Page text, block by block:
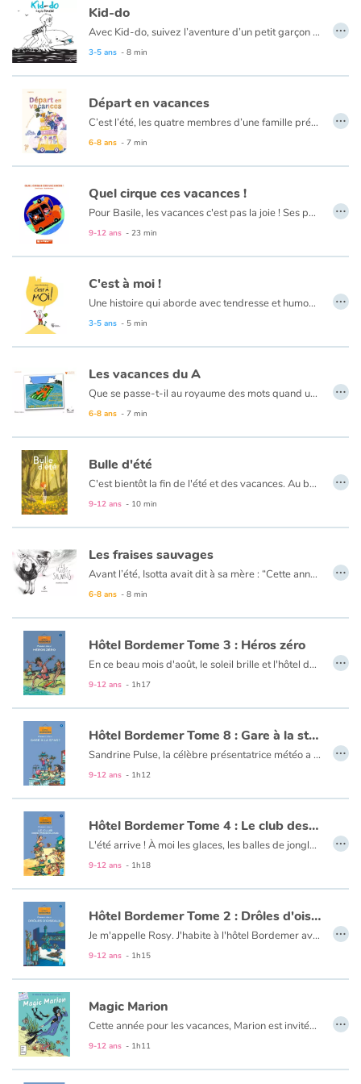
Catalogue anglais
Contraste +
Aide
Accueil
Famille
Médiathèques
Vidéos & Tutoriaux
Blog
Actualités
Par thématique
Rencontres et témoignages
Contes d'ici et d'ailleurs
Apprendre à lire
Livre audio
Activités et ateliers
Apprendre les langues
Dyslexie, troubles de la lecture
Nos listes de lecture
Les plus lus
Coups de coeur
Kid-do
Avec Kid-do, suivez l’aventure d’un petit garçon à la plage.
3-5 ans - 8 min
…
Départ en vacances
C’est l’été, les quatre membres d’une famille préparent le voyage pour le prochain départ en vacances. Le débat est lancé. Quel moyen de transport vont-ils utiliser ?
6-8 ans - 7 min
…
Quel cirque ces vacances !
Pour Basile, les vacances c'est pas la joie ! Ses parents ne partent pas avec lui et ils ont toujours des idées redoutables. Cette année, c'est un stage de cirque au milieu de Nulle-Part recommandé par tante Anna. Basile n'a aucune envie de faire le clown, ni du trapèze et encore moins du cheval. En plus, le seul autre enfant est une fille ! Pourtant, il faut préparer le spectacle et chacun va devoir trouver sa place dans la troupe du cirque Ravioli.
9-12 ans - 23 min
…
C'est à moi !
Une histoire qui aborde avec tendresse et humour la difficulté du tout-petit à prêter ses jouets.
3-5 ans - 5 min
…
Les vacances du A
Que se passe-t-il au royaume des mots quand une lettre, fatiguée, décide de partir en vacances ? C’est la zizanie ! Surtout quand cette lettre est la première de l’alphabet…
6-8 ans - 7 min
…
Bulle d'été
C'est bientôt la fin de l'été et des vacances. Au bord de la piscine cassée, le temps est comme suspendu pour le jeune garçon qui termine son petit-déjeuner les pieds dans l’eau. Livré à lui-même, l’enfant occupe son temps à mille petites activités et au dessin. L’après-midi, une cape sur le dos, il enfourche son vélo. Quand il a de la chance, il croise Lily dont il ne connaît que le prénom… Demain c’est la rentrée !
9-12 ans - 10 min
…
Les fraises sauvages
Avant l’été, Isotta avait dit à sa mère : “Cette année, je veux de la liberté, de l’aventure pour mes vacances !” Aussi lorsque sa mère lui répond qu’elle ira chez Nonna, sa grand-mère, la déception est grande…
6-8 ans - 8 min
…
Hôtel Bordemer Tome 3 : Héros zéro
En ce beau mois d'août, le soleil brille et l'hôtel de mon père est plein à craquer.
9-12 ans - 1h17
…
Hôtel Bordemer Tome 8 : Gare à la star !
Sandrine Pulse, la célèbre présentatrice météo a réservé une chambre à l'hôtel Bordemer ! Quelqu'un d'aussi important, on n'en voit pas tous les jours ici. Et pour être une star, c'est une star, cette Sandrine Pulse ! On n'a pas été déçu. Une sacrée capricieuse, oui ! Mon copain Georges-Albert et moi, on a décidé de lui montrer ce que ça coûte de prendre des grands airs...
9-12 ans - 1h12
…
Hôtel Bordemer Tome 4 : Le club des pingouins
L'été arrive ! À moi les glaces, les balles de jonglage et le nouveau maillot de bain ! Sauf que pour tout ça, il faut des sous... Et mon grand-père ne me donne pas une miette d'argent de poche ! Alors, avec mon copain Georges-Albert, le fils du directeur de l'hôtel, on a décidé de s'occuper des enfants des clients. Pour une petite pièce ou deux...
9-12 ans - 1h18
…
Hôtel Bordemer Tome 2 : Drôles d'oiseaux
Je m'appelle Rosy. J'habite à l'hôtel Bordemer avec mon Grand-père, le jardinier.
9-12 ans - 1h15
…
Magic Marion
Cette année pour les vacances, Marion est invitée à passer Noël avec sa meilleure amie Camille sur l'île de la Martinique. Au programme : plongée et découverte de l'océan ! Les meilleures vacances qu'on puisse imaginer jusqu'à ce que le beau Francky s'en mêle...
9-12 ans - 1h11
…